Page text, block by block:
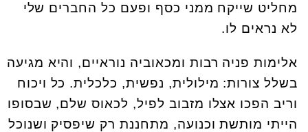
מחליט שייקח ממני כסף ופעם כל החברים שלי
לא נראים לו.
אלימות פניה רבות ומכאוביה נוראיים, והיא מגיעה
בשלל צורות: מילולית, נפשית, כלכלית. כל ויכוח
וריב הפכו אצלו מזבוב לפיל, לכאוס שלם, שבסופו
הייתי מותשת וכנועה, מתחננת רק שיפסיק ושנוכל